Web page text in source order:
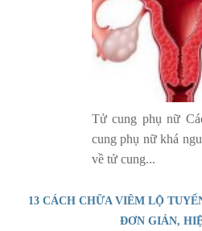
Tử cung phụ nữ
cung phụ nữ khá
về tử cung...
13 CÁCH CHỮA VIÊM LỘ
ĐƠN GIẢN,